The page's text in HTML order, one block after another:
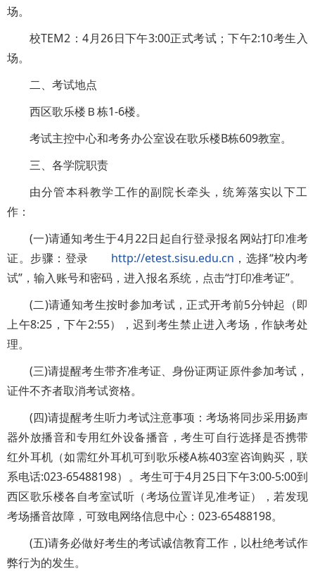
场。
校TEM2：4月26日下午3:00正式考试；下午2:10考生入
场。
二、考试地点
西区歌乐楼Ｂ栋1-6楼。
考试主控中心和考务办公室设在歌乐楼B栋609教室。
三、各学院职责
由分管本科教学工作的副院长牵头，统筹落实以下工
作：
(一)请通知考生于4月22日起自行登录报名网站打印准考
证。步骤：登录
http://etest.sisu.edu.cn ，选择“校内考
试”，输入账号和密码，进入报名系统，点击“打印准考证”。
(二)请通知考生按时参加考试，正式开考前5分钟起（即
上午8:25，下午2:55），迟到考生禁止进入考场，作缺考处
理。
(三)请提醒考生带齐准考证、身份证两证原件参加考试，
证件不齐者取消考试资格。
(四)请提醒考生听力考试注意事项：考场将同步采用扬声
器外放播音和专用红外设备播音，考生可自行选择是否携带
红外耳机（如需红外耳机可到歌乐楼A栋403室咨询购买，联
系电话:023-65488198）。考生可于4月25日下午3:00-5:00到
西区歌乐楼各自考室试听（考场位置详见准考证），若发现
考场播音故障，可致电网络信息中心：023-65488198。
(五)请务必做好考生的考试诚信教育工作，以杜绝考试作
弊行为的发生。